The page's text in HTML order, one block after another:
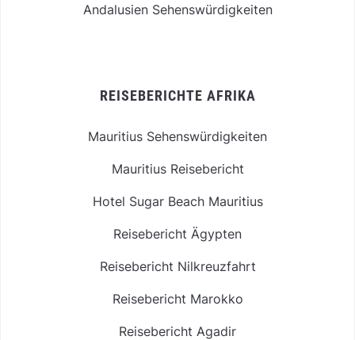
Andalusien Sehenswürdigkeiten
REISEBERICHTE AFRIKA
Mauritius Sehenswürdigkeiten
Mauritius Reisebericht
Hotel Sugar Beach Mauritius
Reisebericht Ägypten
Reisebericht Nilkreuzfahrt
Reisebericht Marokko
Reisebericht Agadir